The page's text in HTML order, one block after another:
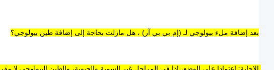
بعد إضافة ملء بيولوجي لـ (إم بي بي آر) ، هل مازلت بحاجة إلى إضافة طين بيولوجي؟